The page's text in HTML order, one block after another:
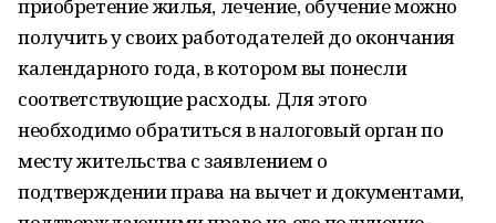
приобретение жилья, лечение, обучение можно
получить у своих работодателей до окончания
календарного года, в котором вы понесли
соответствующие расходы. Для этого
необходимо обратиться в налоговый орган по
месту жительства с заявлением о
подтверждении права на вычет и документами,